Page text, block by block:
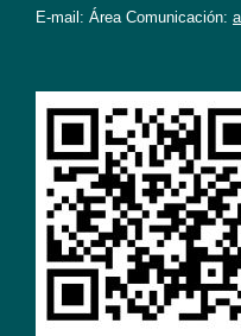
E-mail: Área Comunicación: